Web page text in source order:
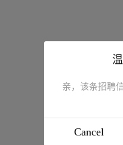
亲，该条招聘
Cancel